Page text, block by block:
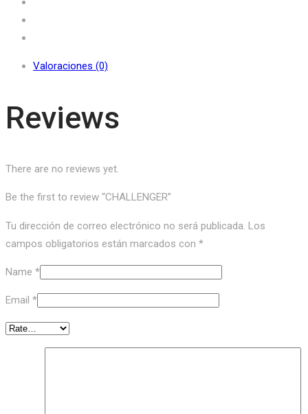
Valoraciones (0)
Reviews
There are no reviews yet.
Be the first to review “CHALLENGER”
Tu dirección de correo electrónico no será publicada. Los
campos obligatorios están marcados con *
Name *
Email *